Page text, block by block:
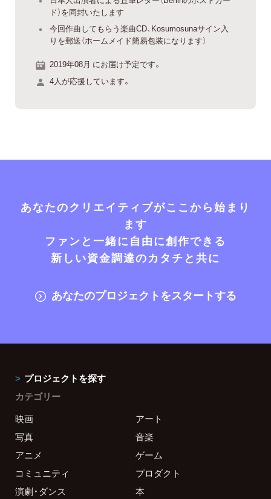
ド）を同封いたします
今回作曲してもらう楽曲CD、Kosumosunaサイン入
りを郵送（ホームメイド簡易包装になります）
2019年08月 にお届け予定です。
4人が応援しています。
あなたのクリエイティブがここから始まり
ます
ファンと一緒に自由に創作できる
新しい資金調達のカタチと共に
あなたのプロジェクトをスタートする
プロジェクトを探す
カテゴリー
映画
アート
写真
音楽
アニメ
ゲーム
コミュニティ
プロダクト
演劇・ダンス
本